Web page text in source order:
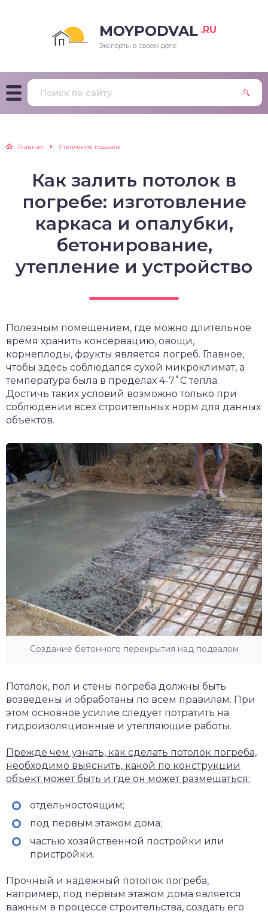
MOYPODVAL .RU
Эксперты в своем деле
Главная Утепление подвала
Как залить потолок в
погребе: изготовление
каркаса и опалубки,
бетонирование,
утепление и устройство
Полезным помещением, где можно длительное
время хранить консервацию, овощи,
корнеплоды, фрукты является погреб. Главное,
чтобы здесь соблюдался сухой микроклимат, а
температура была в пределах 4-7˚С тепла.
Достичь таких условий возможно только при
соблюдении всех строительных норм для данных
объектов.
Создание бетонного перекрытия над подвалом
Потолок, пол и стены погреба должны быть
возведены и обработаны по всем правилам. При
этом основное усилие следует потратить на
гидроизоляционные и утепляющие работы.
Прежде чем узнать, как сделать потолок погреба,
необходимо выяснить, какой по конструкции
объект может быть и где он может размещаться:
отдельностоящим;
под первым этажом дома;
частью хозяйственной постройки или
пристройки.
Прочный и надежный потолок погреба,
например, под первым этажом дома является
важным в процессе строительства, создать его